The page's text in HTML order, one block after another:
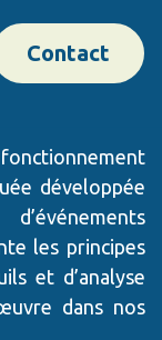
Contact
développée
les principes
et d’analyse
dans nos